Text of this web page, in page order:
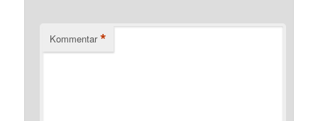
Kommentar *